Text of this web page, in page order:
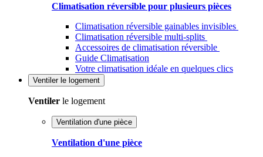
Climatisation réversible pour plusieurs pièces
Climatisation réversible gainables invisibles
Climatisation réversible multi-splits
Accessoires de climatisation réversible
Guide Climatisation
Votre climatisation idéale en quelques clics
Ventiler le logement
Ventiler le logement
Ventilation d'une pièce
Ventilation d'une pièce